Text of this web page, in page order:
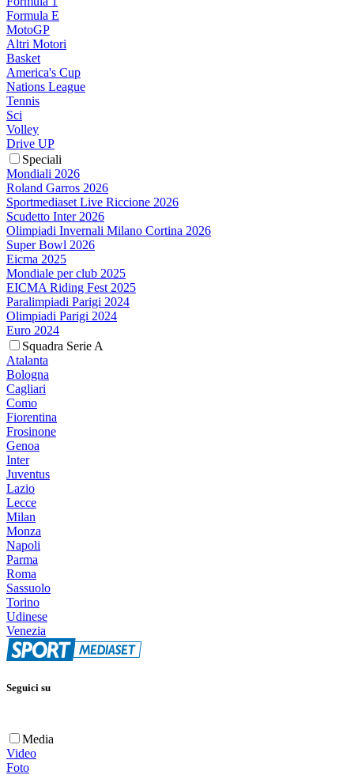
Formula E
MotoGP
Altri Motori
Basket
America's Cup
Nations League
Tennis
Sci
Volley
Drive UP
Speciali
Mondiali 2026
Roland Garros 2026
Sportmediaset Live Riccione 2026
Scudetto Inter 2026
Olimpiadi Invernali Milano Cortina 2026
Super Bowl 2026
Eicma 2025
Mondiale per club 2025
EICMA Riding Fest 2025
Paralimpiadi Parigi 2024
Olimpiadi Parigi 2024
Euro 2024
Squadra Serie A
Atalanta
Bologna
Cagliari
Como
Fiorentina
Frosinone
Genoa
Inter
Juventus
Lazio
Lecce
Milan
Monza
Napoli
Parma
Roma
Sassuolo
Torino
Udinese
Venezia
Seguici su
Media
Video
Foto